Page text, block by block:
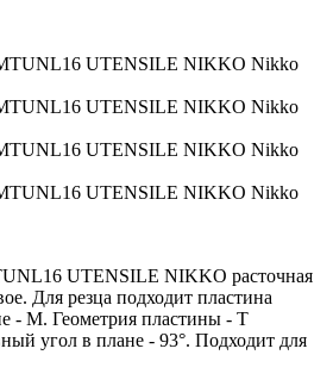
UTENSILE NIKKO расточная
Для резца подходит пластина
- M. Геометрия пластины - T
угол в плане - 93°. Подходит для